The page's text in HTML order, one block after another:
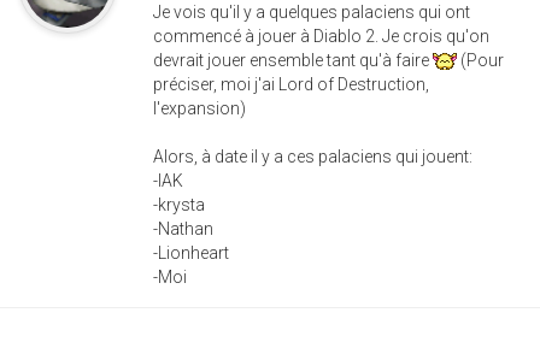
Je vois qu'il y a quelques palaciens qui ont
commencé à jouer à Diablo 2. Je crois qu'on
devrait jouer ensemble tant qu'à faire
(Pour
préciser, moi j'ai Lord of Destruction,
l'expansion)
Alors, à date il y a ces palaciens qui jouent:
-IAK
-krysta
-Nathan
-Lionheart
-Moi